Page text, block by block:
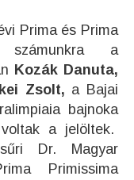
Prima és Prima
számunkra a
Kozák Danuta,
Zsolt, a Bajai
bajnoka
a jelöltek.
Dr. Magyar
Primissima